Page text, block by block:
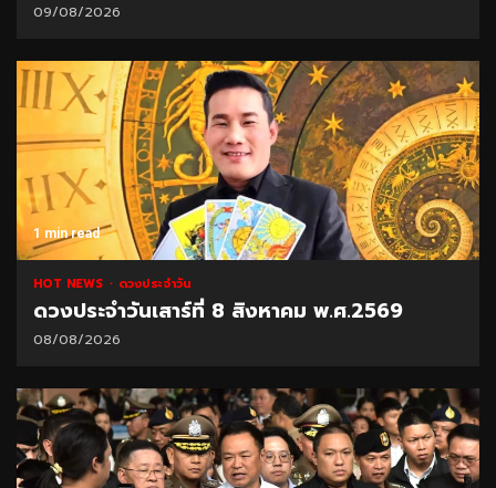
09/08/2026
1 min read
HOT NEWS ดวงประจำวัน
ดวงประจำวันเสาร์ที่ 8 สิงหาคม พ.ศ.2569
08/08/2026